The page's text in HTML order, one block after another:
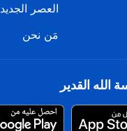
العصر الجديد
مَن نحن
القدير